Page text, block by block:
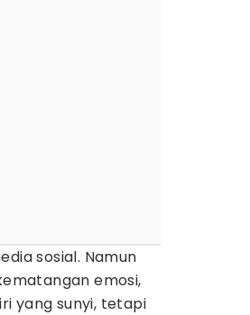
sosial. Namun
emosi,
yang sunyi, tetapi